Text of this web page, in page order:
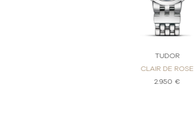
TUDOR
CLAIR DE ROSE
2.950 €